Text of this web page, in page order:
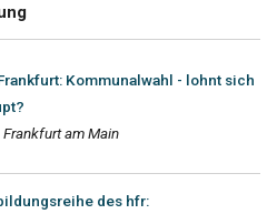
Kommunalwahl - lohnt sich
am Main
des hfr: